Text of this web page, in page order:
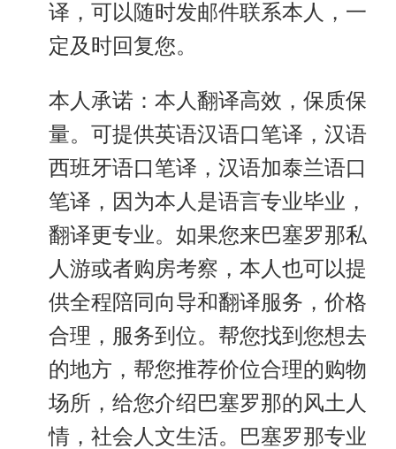
译，可以随时发邮件联系本人，一
定及时回复您。
本人承诺：本人翻译高效，保质保
量。可提供英语汉语口笔译，汉语
西班牙语口笔译，汉语加泰兰语口
笔译，因为本人是语言专业毕业，
翻译更专业。如果您来巴塞罗那私
人游或者购房考察，本人也可以提
供全程陪同向导和翻译服务，价格
合理，服务到位。帮您找到您想去
的地方，帮您推荐价位合理的购物
场所，给您介绍巴塞罗那的风土人
情，社会人文生活。巴塞罗那专业